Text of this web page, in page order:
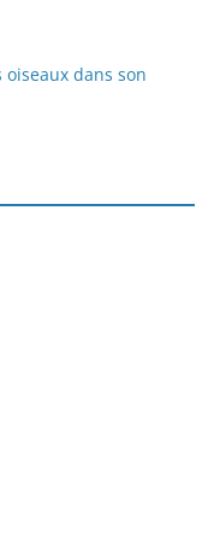
dans son